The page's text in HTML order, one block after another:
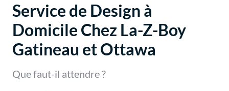
Service de Design à
Domicile Chez La-Z-Boy
Gatineau et Ottawa
Que faut-il attendre ?